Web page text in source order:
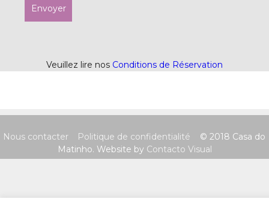
Veuillez lire nos Conditions de Réservation
Nous contacter Politique de confidentialité
© 2018 Casa do
Matinho. Website by Contacto Visual